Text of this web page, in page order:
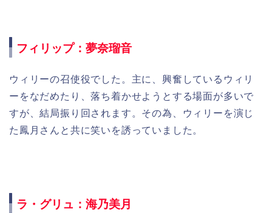
フィリップ：夢奈瑠音
ウィリーの召使役でした。主に、興奮しているウィリ
ーをなだめたり、落ち着かせようとする場面が多いで
すが、結局振り回されます。その為、ウィリーを演じ
た鳳月さんと共に笑いを誘っていました。
ラ・グリュ：海乃美月